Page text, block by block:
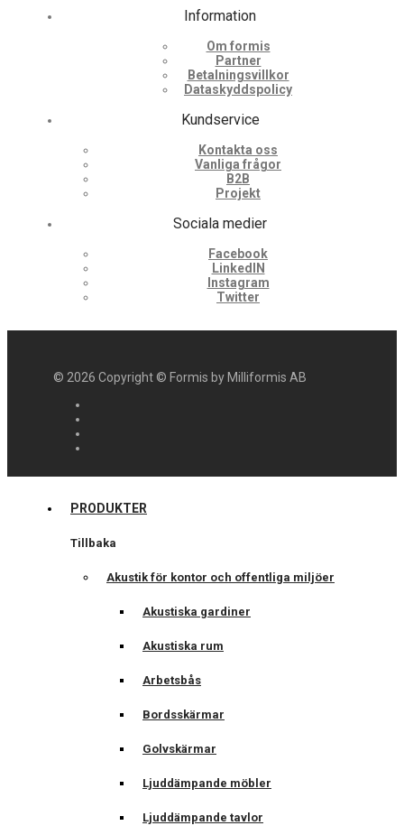
Information
Om formis
Partner
Betalningsvillkor
Dataskyddspolicy
Kundservice
Kontakta oss
Vanliga frågor
B2B
Projekt
Sociala medier
Facebook
LinkedIN
Instagram
Twitter
© 2026 Copyright © Formis by Milliformis AB
PRODUKTER
Tillbaka
Akustik för kontor och offentliga miljöer
Akustiska gardiner
Akustiska rum
Arbetsbås
Bordsskärmar
Golvskärmar
Ljuddämpande möbler
Ljuddämpande tavlor